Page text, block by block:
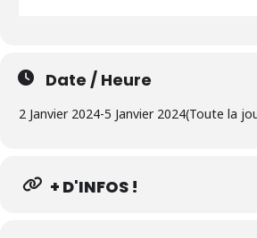
Date / Heure
2 Janvier 2024-5 Janvier 2024(Toute la
+ D'INFOS !